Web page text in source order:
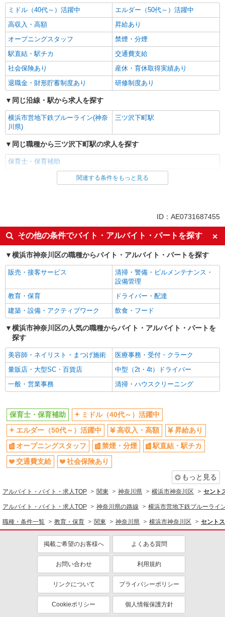
ミドル（40代～）活躍中
エルダー（50代～）活躍中
高収入・高額
昇給あり
オープニングスタッフ
禁煙・分煙
駅直結・駅チカ
交通費支給
社会保険あり
産休・育休取得実績あり
退職金・財形貯蓄制度あり
研修制度あり
同じ沿線・駅から求人を探す
横浜市営地下鉄ブルーライン(神奈
川県)
三ツ沢下町駅
同じ職種から三ツ沢下町駅の求人を探す
保育士・保育補助
同じ雇用形態から三ツ沢下町駅の求人を探す
ミドル（40代～）活躍中
エルダー（50代～）活躍中
高収入・高額
昇給あり
オープニングスタッフ
禁煙・分煙
駅直結・駅チカ
交通費支給
社会保険あり
産休・育休取得実績あり
退職金・財形貯蓄制度あり
研修制度あり
保育士・保育補助
同じ特徴から求人を探す
ミドル（40代～）活躍中
オープニングスタッフ
産休・育休取得実績あり
関連する条件をもっと見る
ID：AE0731687455
その他の条件でバイト・アルバイト・パートを探す
横浜市神奈川区の職種からバイト・アルバイト・パートを探す
販売・接客サービス
清掃・警備・ビルメンテナンス・
設備管理
教育・保育
ドライバー・配達
建築・設備・アクティブワーク
飲食・フード
横浜市神奈川区の人気の職種からバイト・アルバイト・パートを
探す
美容師・ネイリスト・まつげ施術
医療事務・受付・クラーク
量販店・大型SC・百貨店
中型（2t・4t）ドライバー
一般・営業事務
清掃・ハウスクリーニング
保育士・保育補助
ミドル（40代～）活躍中
エルダー（50代～）活躍中
高収入・高額
昇給あり
オープニングスタッフ
禁煙・分煙
駅直結・駅チカ
交通費支給
社会保険あり
もっと見る
アルバイト・バイト・求人TOP 関東 神奈川県 横浜市神奈川区 セント
アルバイト・バイト・求人TOP 神奈川県の路線 横浜市営地下鉄ブルーライ
職種・条件一覧 教育・保育 関東 神奈川県 横浜市神奈川区 セント
掲載ご希望のお客様へ よくある質問
お問い合わせ 利用規約
リンクについて プライバシーポリシー
Cookieポリシー 個人情報保護方針